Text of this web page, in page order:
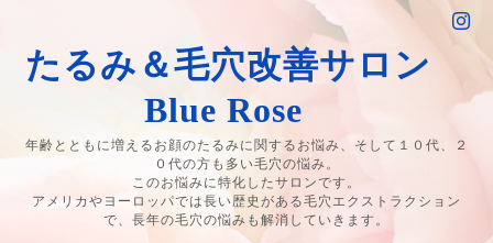
たるみ＆毛穴改善サロン
Blue Rose
年齢とともに増えるお顔のたるみに関するお悩み、そして１０代、２
０代の方も多い毛穴の悩み。
このお悩みに特化したサロンです。
アメリカやヨーロッパでは長い歴史がある毛穴エクストラクション
で、長年の毛穴の悩みも解消していきます。